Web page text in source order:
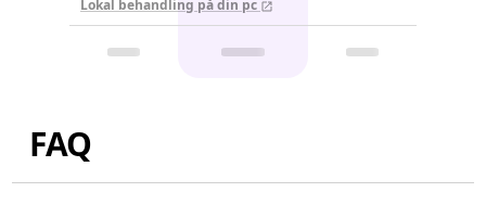
Lokal behandling på din pc
FAQ